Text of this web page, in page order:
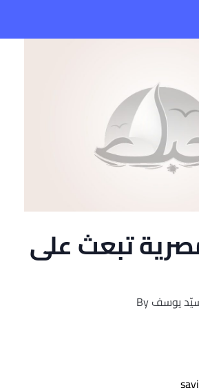
تبعث على
Byيوسف